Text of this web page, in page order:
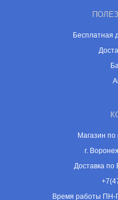
Бесплатная
Магазин по
г.
Доставка по
Время работы ПН-